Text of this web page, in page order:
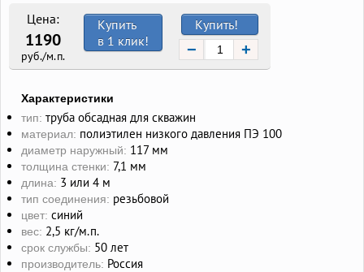
Цена:
1190
руб./м.п.
Купить!
− +
Купить
в 1 клик!
Характеристики
тип: труба обсадная для скважин
материал: полиэтилен низкого давления ПЭ 100
диаметр наружный: 117 мм
толщина стенки: 7,1 мм
длина: 3 или 4 м
тип соединения: резьбовой
цвет: синий
вес: 2,5 кг/м.п.
срок службы: 50 лет
производитель: Россия